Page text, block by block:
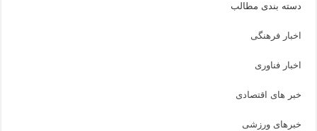
دسته بندی مطالب
اخبار فرهنگی
اخبار فناوری
خبر های اقتصادی
خبرهای ورزشی